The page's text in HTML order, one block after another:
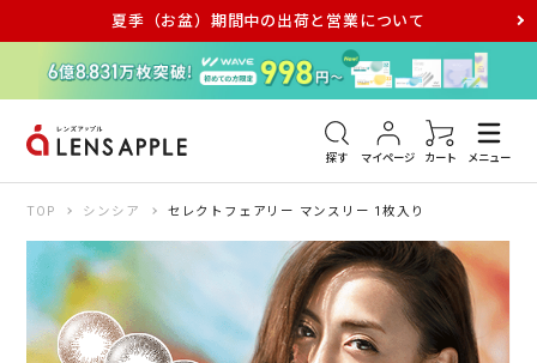
夏季（お盆）期間中の出荷と営業について
探す マイページ カート メニュー
アキュビュー メダリスト メガネ
TOP シンシア セレクトフェアリー マンスリー 1枚入り